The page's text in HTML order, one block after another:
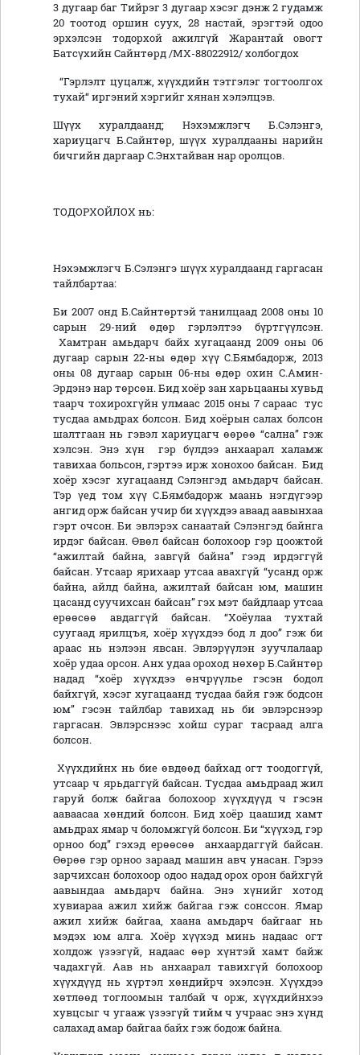
3 дугаар баг Тийрэг 3 дугаар хэсэг дэнж 2 гудамж
20 тоотод оршин суух, 28 настай, эрэгтэй одоо
эрхэлсэн тодорхой ажилгүй Жарантай овогт
Батсүхийн Сайнтөрд /МХ-88022912/ холбогдох
“Гэрлэлт цуцалж, хүүхдийн тэтгэлэг тогтоолгох
тухай“ иргэний хэргийг хянан хэлэлцэв.
Шүүх хуралдаанд; Нэхэмжлэгч Б.Сэлэнгэ,
хариуцагч Б.Сайнтөр, шүүх хуралдааны нарийн
бичгийн даргаар С.Энхтайван нар оролцов.
ТОДОРХОЙЛОХ нь:
Нэхэмжлэгч Б.Сэлэнгэ шүүх хуралдаанд гаргасан
тайлбартаа:
Би 2007 онд Б.Сайнтөртэй танилцаад 2008 оны 10
сарын 29-ний өдөр гэрлэлтээ бүртгүүлсэн.
Хамтран амьдарч байх хугацаанд 2009 оны 06
дугаар сарын 22-ны өдөр хүү С.Бямбадорж, 2013
оны 08 дугаар сарын 06-ны өдөр охин С.Амин-
Эрдэнэ нар төрсөн. Бид хоёр зан харьцааны хувьд
таарч тохирохгүйн улмаас 2015 оны 7 сараас тус
тусдаа амьдрах болсон. Бид хоёрын салах болсон
шалтгаан нь гэвэл хариуцагч өөрөө “сална” гэж
хэлсэн. Энэ хүн гэр бүлдээ анхаарал халамж
тавихаа больсон, гэртээ ирж хонохоо байсан. Бид
хоёр хэсэг хугацаанд Сэлэнгэд амьдарч байсан.
Тэр үед том хүү С.Бямбадорж маань нэгдүгээр
ангид орж байсан учир би хүүхдээ аваад аавынхаа
гэрт очсон. Би эвлэрэх санаатай Сэлэнгэд байнга
ирдэг байсан. Өвөл байсан болохоор гэр цоожтой
“ажилтай байна, завгүй байна” гээд ирдэггүй
байсан. Утсаар ярихаар утсаа авахгүй “усанд орж
байна, айлд байна, ажилтай байсан юм, машин
цасанд суучихсан байсан” гэх мэт байдлаар утсаа
ерөөсөө авдаггүй байсан. “Хоёулаа тухтай
суугаад ярилцъя, хоёр хүүхдээ бод л доо” гэж би
араас нь нэлээн явсан. Эвлэрүүлэн зуучлалаар
хоёр удаа орсон. Анх удаа ороход нөхөр Б.Сайнтөр
надад “хоёр хүүхдээ өнчрүүлье гэсэн бодол
байхгүй, хэсэг хугацаанд тусдаа байя гэж бодсон
юм” гэсэн тайлбар тавихад нь би эвлэрснээр
гаргасан. Эвлэрснээс хойш сураг тасраад алга
болсон.
Хүүхдийнх нь бие өвдөөд байхад огт тоодоггүй,
утсаар ч ярьдаггүй байсан. Тусдаа амьдраад жил
гаруй болж байгаа болохоор хүүхдүүд ч гэсэн
ааваасаа хөндий болсон. Бид хоёр цаашид хамт
амьдрах ямар ч боломжгүй болсон. Би “хүүхэд, гэр
орноо бод” гэхэд ерөөсөө анхаардаггүй байсан.
Өөрөө гэр орноо зараад машин авч унасан. Гэрээ
зарчихсан болохоор одоо надад орох орон байхгүй
аавындаа амьдарч байна. Энэ хүнийг хотод
хувиараа ажил хийж байгаа гэж сонссон. Ямар
ажил хийж байгаа, хаана амьдарч байгааг нь
мэдэх юм алга. Хоёр хүүхэд минь надаас огт
холдож үзээгүй, надаас өөр хүнтэй хамт байж
чадахгүй. Аав нь анхаарал тавихгүй болохоор
хүүхдүүд нь хүртэл хөндийрч эхэлсэн. Хүүхдээ
хөтлөөд тоглоомын талбай ч орж, хүүхдийнхээ
хувцсыг ч угааж үзээгүй тийм ч учраас энэ хүнд
салахад амар байгаа байх гэж бодож байна.